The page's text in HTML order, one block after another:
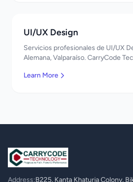
UI/UX Design
Servicios profesionales de UI/UX
Alemana, Valparaíso. CarryCode
Learn More
Address:B225, Kanta Khaturia Colony,